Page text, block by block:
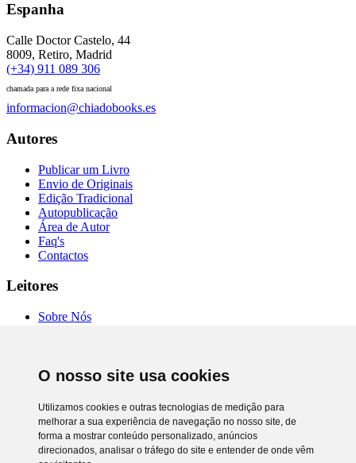
O nosso site usa cookies
Utilizamos cookies e outras tecnologias de medição para
melhorar a sua experiência de navegação no nosso site, de
forma a mostrar conteúdo personalizado, anúncios
direcionados, analisar o tráfego do site e entender de onde vêm
Espanha
Calle Doctor Castelo, 44
8009, Retiro, Madrid
(+34) 911 089 306
chamada para a rede fixa nacional
informacion@chiadobooks.es
Autores
Publicar um Livro
Envio de Originais
Edição Tradicional
Autopublicação
Área de Autor
Faq's
Contactos
Leitores
Sobre Nós
Comprar Online
Política de Privacidade
RAL e RLL
Preferência de cookies
Chiado Books © 2026. Todos os direitos reservados.